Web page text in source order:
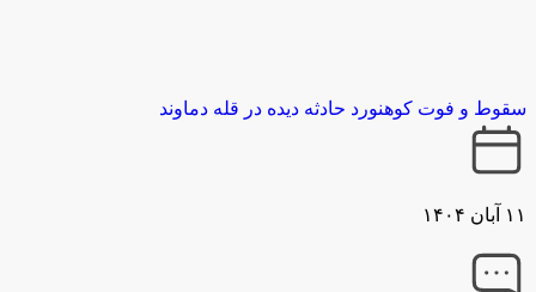
سقوط و فوت کوهنورد حادثه دیده در قله دماوند
۱۱ آبان ۱۴۰۴